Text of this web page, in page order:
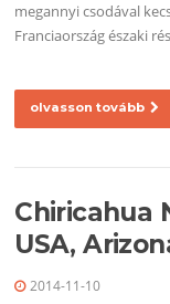
megannyi csodával
Franciaország északi
olvasson tovább
Chiricahua
USA,
2014-11-10